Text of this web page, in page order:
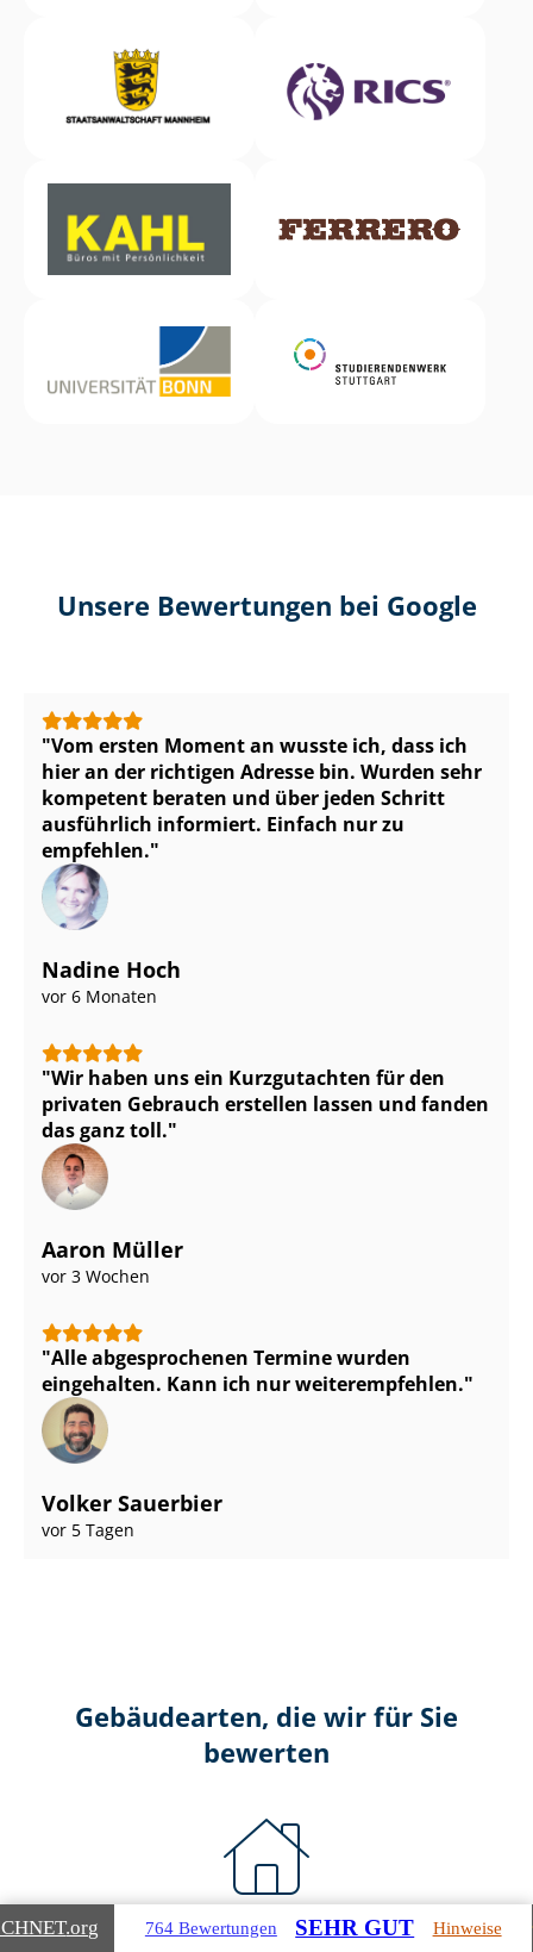
Unsere Bewertungen bei Google
Vom ersten Moment an wusste ich, dass ich
hier an der richtigen Adresse bin. Wurden sehr
kompetent beraten und über jeden Schritt
ausführlich informiert. Einfach nur zu
empfehlen.
Nadine Hoch
vor 6 Monaten
Wir haben uns ein Kurzgutachten für den
privaten Gebrauch erstellen lassen und fanden
das ganz toll.
Aaron Müller
vor 3 Wochen
Alle abgesprochenen Termine wurden
eingehalten. Kann ich nur weiterempfehlen.
Volker Sauerbier
vor 5 Tagen
Gebäudearten, die wir für Sie
bewerten
Wohnimmobilien
.org 764 Bewertungen SEHR GUT Hinweise